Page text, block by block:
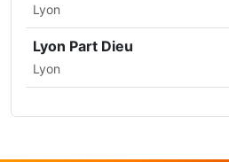
Lyon
Lyon Part Dieu
Lyon